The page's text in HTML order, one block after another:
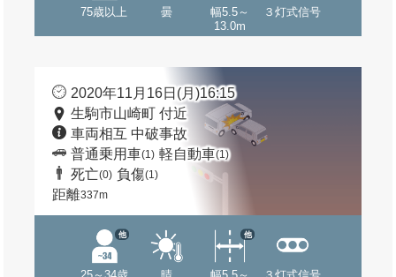
75歳以上 曇
幅5.5～
13.0m
３灯式信号
2020年11月16日(月)16:15
生駒市山崎町 付近
車両相互 中破事故
普通乗用車(1) 軽自動車(1)
死亡(0) 負傷(1)
距離337m
他 他